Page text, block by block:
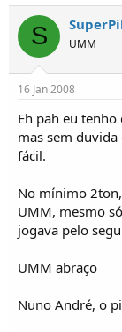
S UMM
16 Jan 2008
Eh pah eu
mas sem
fácil.
No mínimo
UMM, mesmo
jogava pelo
UMM abraço
Nuno André, o